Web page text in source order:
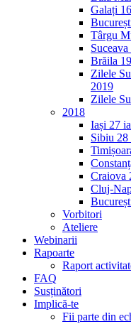
Galați
Târgu
Brăila
Zilele
2019
Zilele
2018
Iași 27
Sibiu 28
Craiova
Cluj-
Vorbitori
Ateliere
Webinarii
Rapoarte
Raport
FAQ
Susținători
Implică-te
Fii parte din